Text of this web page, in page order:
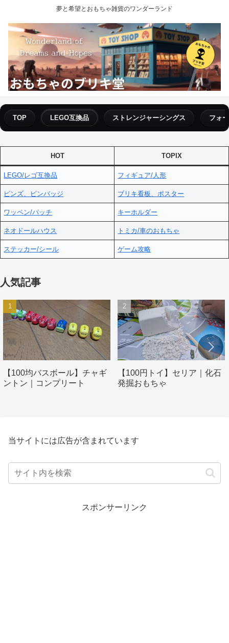
夢と希望とおもちゃ雑貨のワンダーランド
TOP LEGO互換品 ストレンジャーシングス フォ
HOT TOPIX
LEGO/レゴ互換品 フィギュア/人形
ピンズ、ピンバッジ ブリキ看板、ポスター
ワッペン/パッチ キーホルダー
ネオドールハウス トミカ/車のおもちゃ
ステッカー/シール ゲーム攻略
人気記事
【100均バスボール】チャギ
ントン｜コンプリート
【100円トイ】セリア｜化石
発掘おもちゃ
当サイトには広告が含まれています
スポンサーリンク